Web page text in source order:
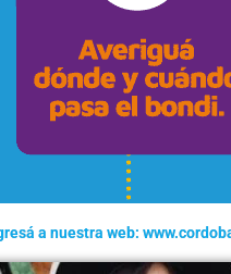
a nuestra web: